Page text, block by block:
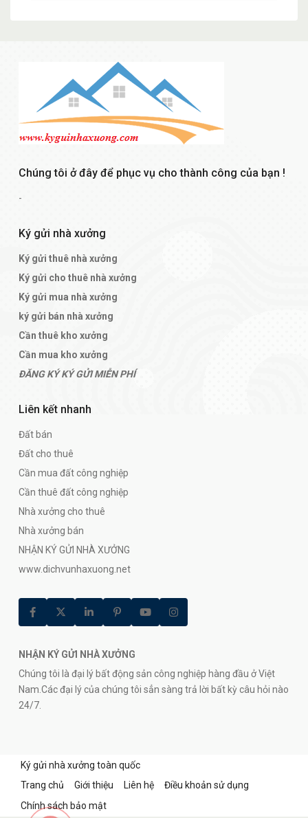
Chúng tôi ở đây để phục vụ cho thành công của bạn !
-
Ký gửi nhà xưởng
Ký gửi thuê nhà xưởng
Ký gửi cho thuê nhà xưởng
Ký gửi mua nhà xưởng
ký gửi bán nhà xưởng
Cần thuê kho xưởng
Cần mua kho xưởng
ĐĂNG KÝ KÝ GỬI MIỄN PHÍ
Liên kết nhanh
Đất bán
Đất cho thuê
Cần mua đất công nghiệp
Cần thuê đất công nghiệp
Nhà xưởng cho thuê
Nhà xưởng bán
NHẬN KÝ GỬI NHÀ XƯỞNG
www.dichvunhaxuong.net
NHẬN KÝ GỬI NHÀ XƯỞNG
Chúng tôi là đại lý bất động sản công nghiệp hàng đầu ở Việt
Nam.Các đại lý của chúng tôi sẳn sàng trả lời bất kỳ câu hỏi nào
24/7.
Ký gửi nhà xưởng toàn quốc
Trang chủ
Giới thiệu Liên hệ
Điều khoản sử dụng
Chính sách bảo mật